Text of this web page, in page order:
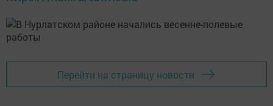
Перейти на страницу новости